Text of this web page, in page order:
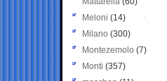
Meloni (14)
Milano (300)
Montezemolo (7)
Monti (357)